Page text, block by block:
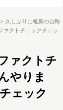
久しぶりに維新の自称
ァクトチェックチェッ
ァクトチ
やりま
ェック